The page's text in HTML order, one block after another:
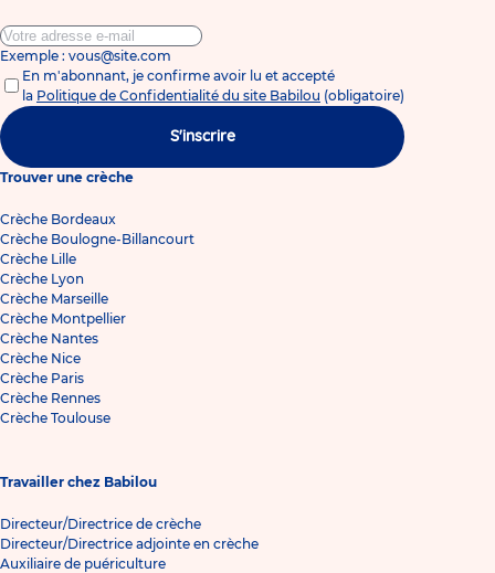
Exemple : vous@site.com
En m'abonnant, je confirme avoir lu et accepté
la Politique de Confidentialité du site Babilou (obligatoire)
S'inscrire
Trouver une crèche
Crèche Bordeaux
Crèche Boulogne-Billancourt
Crèche Lille
Crèche Lyon
Crèche Marseille
Crèche Montpellier
Crèche Nantes
Crèche Nice
Crèche Paris
Crèche Rennes
Crèche Toulouse
Travailler chez Babilou
Directeur/Directrice de crèche
Directeur/Directrice adjointe en crèche
Auxiliaire de puériculture